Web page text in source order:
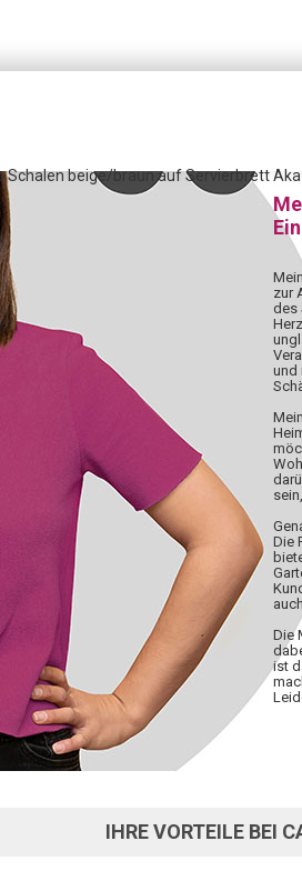
Schalen beige/braun auf Servierbrett
zur
des
und
Die
Die
ist
IHRE VORTEILE BEI